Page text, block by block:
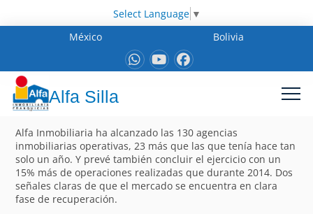
Select Language ▼
México
Bolivia
Alfa Silla
Alfa Inmobiliaria ha alcanzado las 130 agencias
inmobiliarias operativas, 23 más que las que tenía hace tan
solo un año. Y prevé también concluir el ejercicio con un
15% más de operaciones realizadas que durante 2014. Dos
señales claras de que el mercado se encuentra en clara
fase de recuperación.